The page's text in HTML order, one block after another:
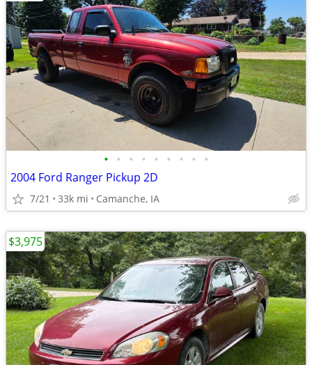
• • • • • • • • •
2004 Ford Ranger Pickup 2D
7/21 33k mi Camanche, IA
$3,975